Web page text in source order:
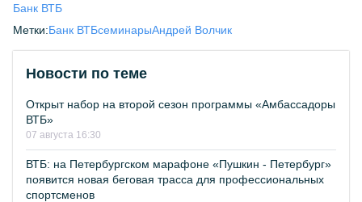
Банк ВТБ
Метки:Банк ВТБсеминарыАндрей Волчик
Новости по теме
Открыт набор на второй сезон программы «Амбассадоры
ВТБ»
07 августа 16:30
ВТБ: на Петербургском марафоне «Пушкин - Петербург»
появится новая беговая трасса для профессиональных
спортсменов